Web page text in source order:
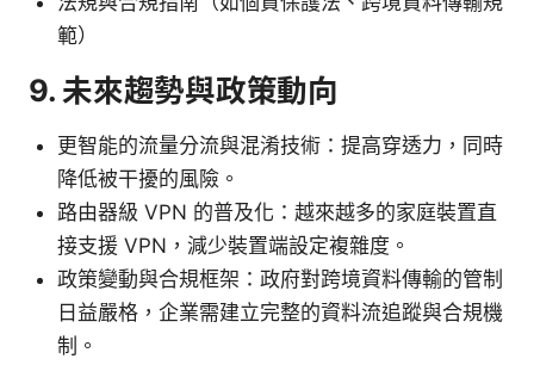
範）
9. 未來趨勢與政策動向
更智能的流量分流與混淆技術：提高穿透力，同時
降低被干擾的風險。
路由器級 VPN 的普及化：越來越多的家庭裝置直
接支援 VPN，減少裝置端設定複雜度。
政策變動與合規框架：政府對跨境資料傳輸的管制
日益嚴格，企業需建立完整的資料流追蹤與合規機
制。